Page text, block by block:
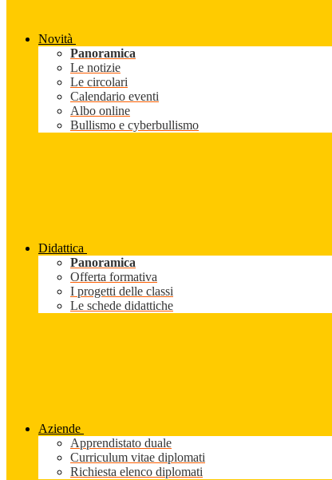
Novità
Panoramica
Le notizie
Le circolari
Calendario eventi
Albo online
Bullismo e cyberbullismo
Didattica
Panoramica
Offerta formativa
I progetti delle classi
Le schede didattiche
Aziende
Apprendistato duale
Curriculum vitae diplomati
Richiesta elenco diplomati